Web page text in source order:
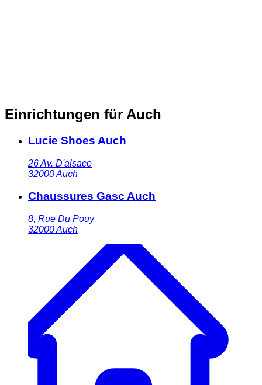
Einrichtungen für Auch
Lucie Shoes Auch
26 Av. D'alsace
32000Auch
Chaussures Gasc Auch
8, Rue Du Pouy
32000Auch